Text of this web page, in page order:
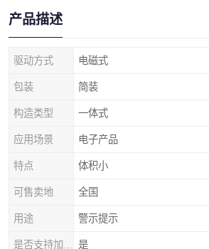
产品描述
驱动方式 电磁式
包装 简装
构造类型 一体式
应用场景 电子产品
特点 体积小
可售卖地 全国
用途 警示提示
是